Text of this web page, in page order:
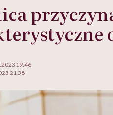
19:46
21:58